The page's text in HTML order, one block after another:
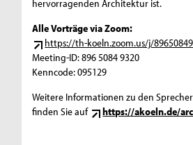
hervorragenden Architektur ist.
Alle Vorträge via Zoom:
https://th-koeln.zoom.us/j/
Meeting-ID: 896 5084 9320
Kenncode: 095129
Weitere Informationen zu den
finden Sie auf
https://akoeln.de/